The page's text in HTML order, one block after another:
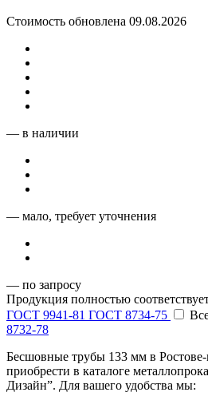
Стоимость обновлена 09.08.2026
— в наличии
— мало, требует уточнения
— по запросу
Продукция полностью
ГОСТ 9941-81 ГОСТ 8734-75
8732-78
Бесшовные трубы 133 мм в
приобрести в каталоге
Дизайн”. Для вашего удобства мы: